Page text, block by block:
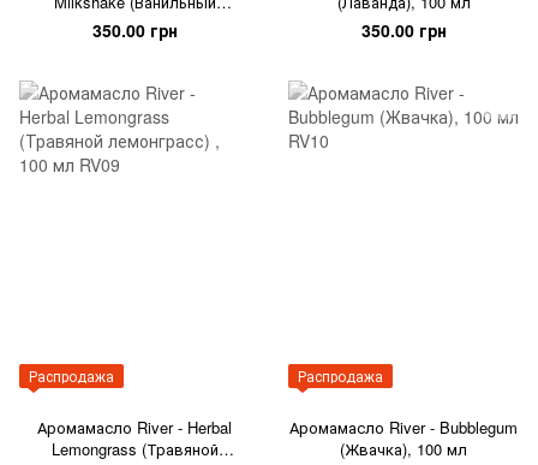
милкшейк), 100 мл
350.00 грн 350.00 грн
Распродажа
Аромамасло River - Herbal
Lemongrass (Травяной
Распродажа
Аромамасло River - Bubblegum
(Жвачка), 100 мл